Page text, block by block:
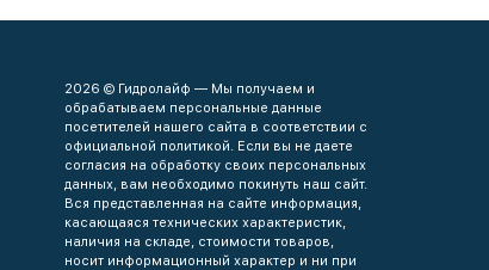
2026 © Гидролайф — Мы получаем и
обрабатываем персональные данные
посетителей нашего сайта в соответствии с
официальной политикой. Если вы не даете
согласия на обработку своих персональных
данных, вам необходимо покинуть наш сайт.
Вся представленная на сайте информация,
касающаяся технических характеристик,
наличия на складе, стоимости товаров,
носит информационный характер и ни при